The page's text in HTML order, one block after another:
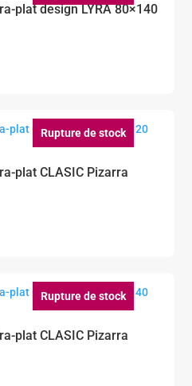
plat design LYRA 80×140
Rupture de stock
plat CLASIC Pizarra
Rupture de stock
plat CLASIC Pizarra